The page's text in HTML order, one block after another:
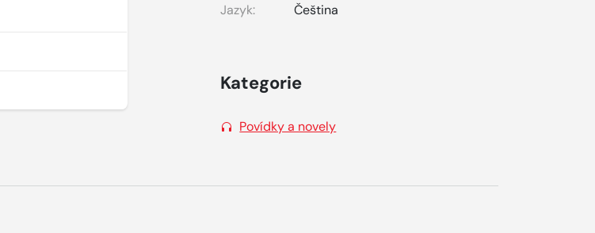
Jazyk:
Čeština
Kategorie
Povídky a novely